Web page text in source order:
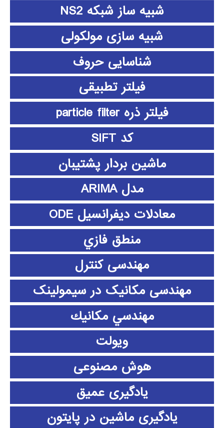
شبیه ساز شبکه NS2
شبیه سازی مولکولی
شناسایی حروف
فیلتر تطبیقی
فیلتر ذره particle filter
کد SIFT
ماشین بردار پشتیبان
مدل ARIMA
معادلات دیفرانسیل ODE
منطق فازي
مهندسی کنترل
مهندسی مکانیک در سیمولینک
مهندسي مكانيك
ویولت
هوش مصنوعی
یادگیری عمیق
یادگیری ماشین در پایتون